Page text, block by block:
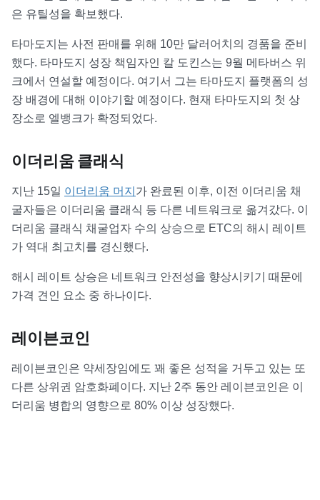
은 유틸성을 확보했다.
타마도지는 사전 판매를 위해 10만 달러어치의 경품을 준비
했다. 타마도지 성장 책임자인 칼 도킨스는 9월 메타버스 위
크에서 연설할 예정이다. 여기서 그는 타마도지 플랫폼의 성
장 배경에 대해 이야기할 예정이다. 현재 타마도지의 첫 상
장소로 엘뱅크가 확정되었다.
이더리움 클래식
지난 15일 이더리움 머지 가 완료된 이후, 이전 이더리움 채
굴자들은 이더리움 클래식 등 다른 네트워크로 옮겨갔다. 이
더리움 클래식 채굴업자 수의 상승으로 ETC의 해시 레이트
가 역대 최고치를 경신했다.
해시 레이트 상승은 네트워크 안전성을 향상시키기 때문에
가격 견인 요소 중 하나이다.
레이븐코인
레이븐코인은 약세장임에도 꽤 좋은 성적을 거두고 있는 또
다른 상위권 암호화폐이다. 지난 2주 동안 레이븐코인은 이
더리움 병합의 영향으로 80% 이상 성장했다.